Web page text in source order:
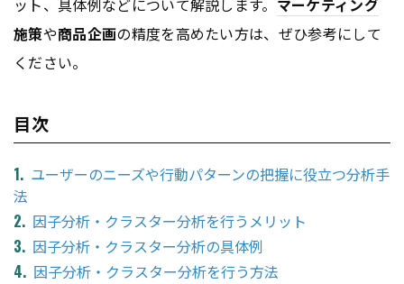
ット、具体例などについて解説します。 マーケティング
施策や商品企画の精度を高めたい方は、ぜひ参考にして
ください。
目次
ユーザーのニーズや行動パターンの把握に役立つ分析手
法
因子分析・クラスター分析を行うメリット
因子分析・クラスター分析の具体例
因子分析・クラスター分析を行う方法